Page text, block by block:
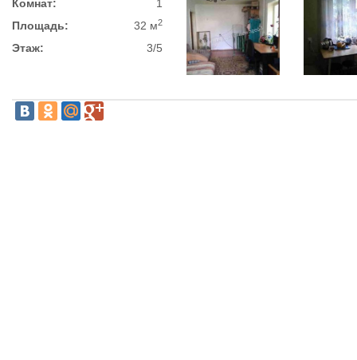
Комнат:
1
Площадь:
32 м2
Этаж: 3/5